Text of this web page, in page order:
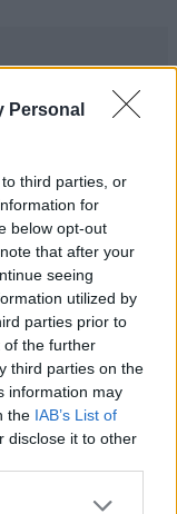
Personal
third parties, or
for
below opt-out
that after your
seeing
utilized by
parties prior to
of the further
third parties on the
information may
the IAB’s List of
disclose it to other
or more Google